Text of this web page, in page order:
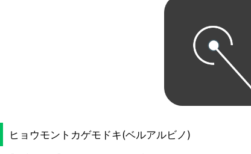
ヒョウモントカゲモドキ(ベルアルビノ)